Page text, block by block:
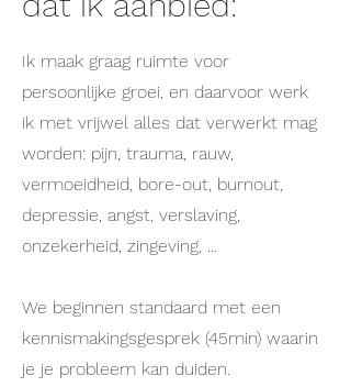
Ik maak graag ruimte voor
persoonlijke groei, en daarvoor werk
ik met vrijwel alles dat verwerkt mag
worden: pijn, trauma, rauw,
vermoeidheid, bore-out, burnout,
depressie, angst, verslaving,
onzekerheid, zingeving, ...
We beginnen standaard met een
kennismakingsgesprek (45min) waarin
je je probleem kan duiden.